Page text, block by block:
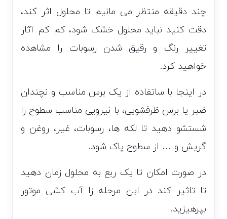
چند دقیقه منتظر می مانیم تا محلول اثر کند،
دقت کنید نباید محلول خشک شود، کم کم آثار
تغییر رنگ و رقیق شدن رسوبات را مشاهده
خواهید کرد.
در اینجا با ساتفاده از یک برس مناسب و نچندان
ضبر یا برس ظرفشویی، با نیرویی مناسب سطوح را
شستشو دهید تا لکه ها، رسوبات، غیر، روغن و
گریش و … از سطوح پاک شود.
در صورت امکان تا یک ربع به محلول زمان دهید
تا تاثیر کند در این مرحله زا آب کشی موتور
بپرهیزید.